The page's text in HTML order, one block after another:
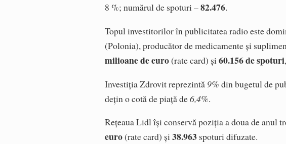
8 %; numărul de spoturi –82.476.
Topul investitorilor în publicitatea radio este
(Polonia), producător de medicamente și
milioane de euro(rate card) și60.156 de spoturi
Investiția Zdrovit reprezintă 9% din bugetul de
dețin o cotă de piață de6,4%.
Rețeaua Lidl își conservă poziția a doua de anul
euro(rate card) și38.963 spoturi difuzate.